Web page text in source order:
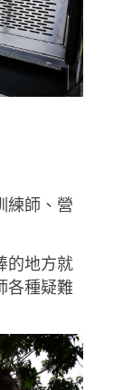
練師、營
的地方就
各種疑難